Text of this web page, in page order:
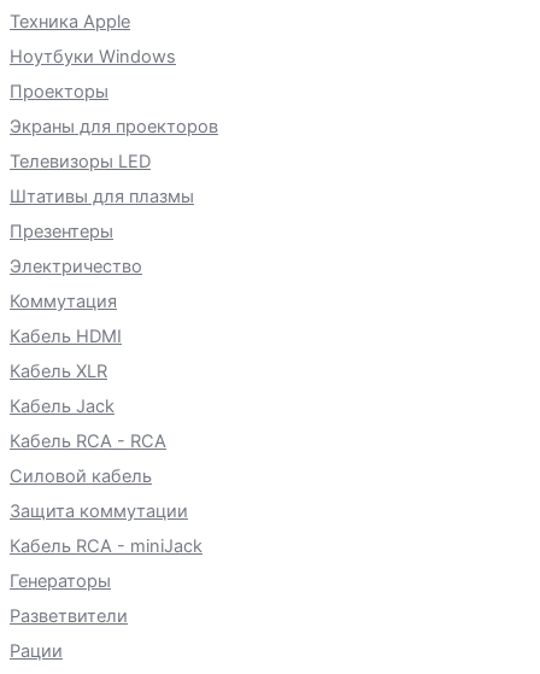
Техника Apple
Ноутбуки Windows
Проекторы
Экраны для проекторов
Телевизоры LED
Штативы для плазмы
Презентеры
Электричество
Коммутация
Кабель HDMI
Кабель XLR
Кабель Jack
Кабель RCA - RCA
Силовой кабель
Защита коммутации
Кабель RCA - miniJack
Генераторы
Разветвители
Рации